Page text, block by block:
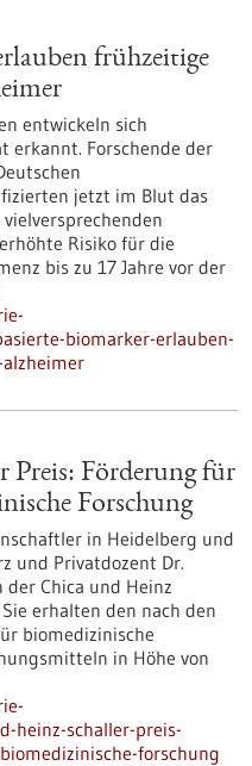
frühzeitige
entwickeln sich
erkannt. Forschende der
jetzt im Blut das
vielversprechenden
Risiko für die
bis zu 17 Jahre vor der
biomarker-erlauben-
Preis: Förderung für
Forschung
in Heidelberg und
und Privatdozent Dr.
der Chica und Heinz
erhalten den nach den
biomedizinische
in Höhe von
heinz-schaller-preis-
forschung